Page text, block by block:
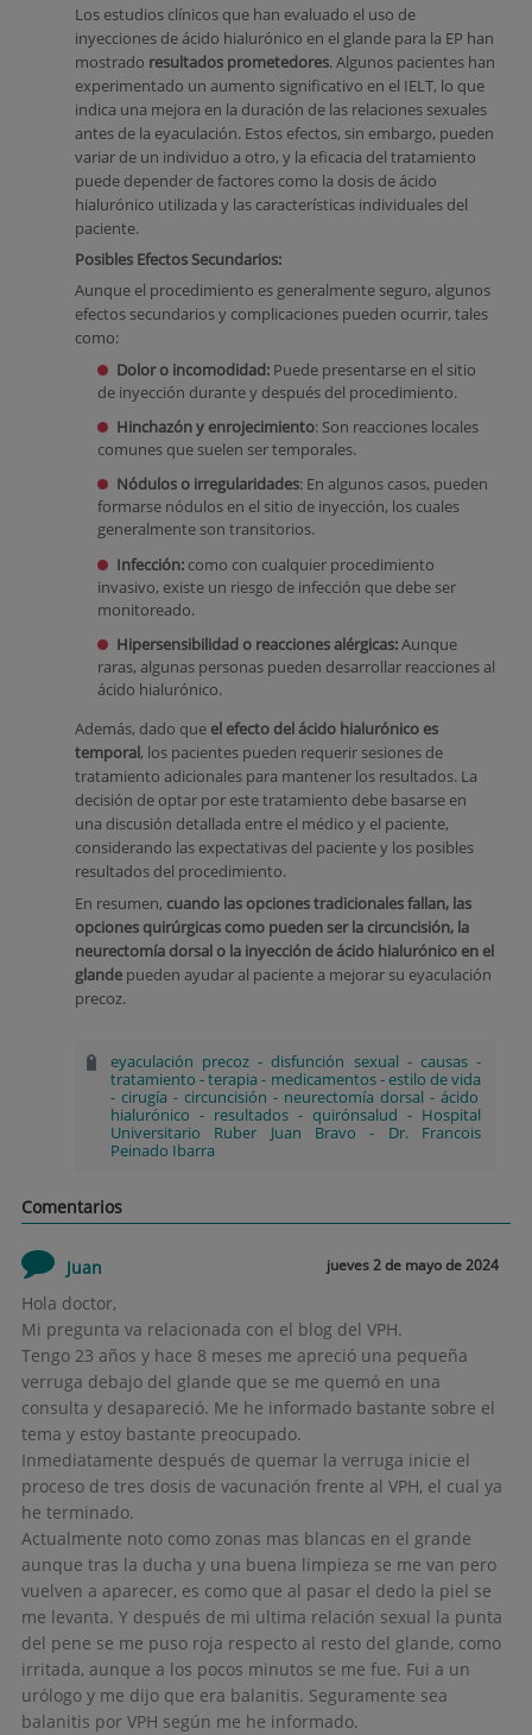
Los estudios clínicos que han evaluado el uso de
inyecciones de ácido hialurónico en el glande para la EP han
mostrado resultados prometedores. Algunos pacientes han
experimentado un aumento significativo en el IELT, lo que
indica una mejora en la duración de las relaciones sexuales
antes de la eyaculación. Estos efectos, sin embargo, pueden
variar de un individuo a otro, y la eficacia del tratamiento
puede depender de factores como la dosis de ácido
hialurónico utilizada y las características individuales del
paciente.
Posibles Efectos Secundarios:
Aunque el procedimiento es generalmente seguro, algunos
efectos secundarios y complicaciones pueden ocurrir, tales
como:
Dolor o incomodidad:Puede presentarse en el sitio
de inyección durante y después del procedimiento.
Hinchazón y enrojecimiento: Son reacciones locales
comunes que suelen ser temporales.
Nódulos o irregularidades: En algunos casos, pueden
formarse nódulos en el sitio de inyección, los cuales
generalmente son transitorios.
Infección:como con cualquier procedimiento
invasivo, existe un riesgo de infección que debe ser
monitoreado.
Hipersensibilidad o reacciones alérgicas:Aunque
raras, algunas personas pueden desarrollar reacciones al
ácido hialurónico.
Además, dado que el efecto del ácido hialurónico es
temporal, los pacientes pueden requerir sesiones de
tratamiento adicionales para mantener los resultados. La
decisión de optar por este tratamiento debe basarse en
una discusión detallada entre el médico y el paciente,
considerando las expectativas del paciente y los posibles
resultados del procedimiento.
En resumen, cuando las opciones tradicionales fallan, las
opciones quirúrgicas como pueden ser la circuncisión, la
neurectomía dorsal o la inyección de ácido hialurónico en el
glande pueden ayudar al paciente a mejorar su eyaculación
precoz.
eyaculación precoz -disfunción sexual - causas-
tratamiento -terapia - medicamentos-estilo de vida
- cirugía - circuncisión - neurectomía dorsal - ácido
hialurónico - resultados - quirónsalud - Hospital
Universitario Ruber Juan Bravo - Dr. Francois
Peinado Ibarra
Comentarios
Juan jueves 2 de mayo de 2024
Hola doctor,
Mi pregunta va relacionada con el blog del VPH.
Tengo 23 años y hace 8 meses me apreció una pequeña
verruga debajo del glande que se me quemó en una
consulta y desapareció. Me he informado bastante sobre el
tema y estoy bastante preocupado.
Inmediatamente después de quemar la verruga inicie el
proceso de tres dosis de vacunación frente al VPH, el cual ya
he terminado.
Actualmente noto como zonas mas blancas en el grande
aunque tras la ducha y una buena limpieza se me van pero
vuelven a aparecer, es como que al pasar el dedo la piel se
me levanta. Y después de mi ultima relación sexual la punta
del pene se me puso roja respecto al resto del glande, como
irritada, aunque a los pocos minutos se me fue. Fui a un
urólogo y me dijo que era balanitis. Seguramente sea
balanitis por VPH según me he informado.